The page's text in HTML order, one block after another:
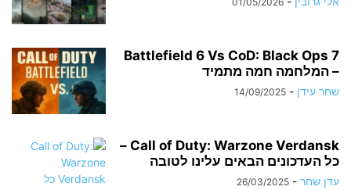
Battlefield 6 Vs CoD: Black Ops 7
– המלחמה חמה מתמיד
שחר עידן -
14/09/2025
Call of Duty: Warzone Verdansk –
כל העדכונים הבאים עלינו לטובה
עדן שחר -
26/03/2025